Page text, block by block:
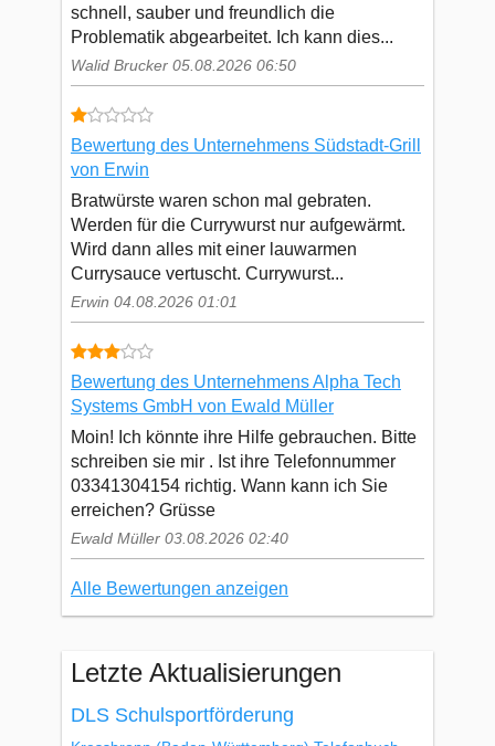
schnell, sauber und freundlich die
Problematik abgearbeitet. Ich kann dies...
Walid Brucker 05.08.2026 06:50
Bewertung des Unternehmens Südstadt-Grill
von Erwin
Bratwürste waren schon mal gebraten.
Werden für die Currywurst nur aufgewärmt.
Wird dann alles mit einer lauwarmen
Currysauce vertuscht. Currywurst...
Erwin 04.08.2026 01:01
Bewertung des Unternehmens Alpha Tech
Systems GmbH von Ewald Müller
Moin! Ich könnte ihre Hilfe gebrauchen. Bitte
schreiben sie mir . Ist ihre Telefonnummer
03341304154 richtig. Wann kann ich Sie
erreichen? Grüsse
Ewald Müller 03.08.2026 02:40
Alle Bewertungen anzeigen
Letzte Aktualisierungen
DLS Schulsportförderung